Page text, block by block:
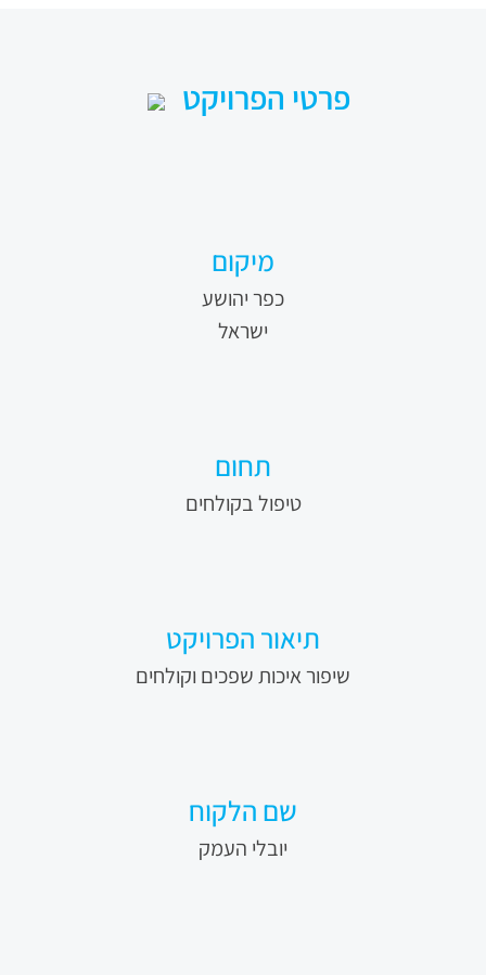
פרטי הפרויקט
מיקום
כפר יהושע
ישראל
תחום
טיפול בקולחים
תיאור הפרויקט
שיפור איכות שפכים וקולחים
שם הלקוח
יובלי העמק